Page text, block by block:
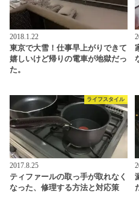
2018.1.22
東京で大雪！仕事早上がりできて
嬉しいけど帰りの電車が地獄だっ
た。
ライフスタイル
2017.8.25
ティファールの取っ手が取れなく
なった、修理する方法と対応策